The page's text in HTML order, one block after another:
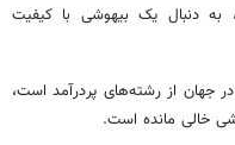
به دنبال یک بیهوشی با کیفیت
جهان از رشته‌های پردرآمد است،
خالی مانده است.